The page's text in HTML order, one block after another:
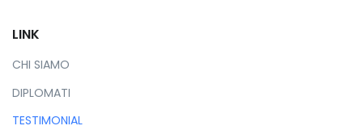
LINK
CHI SIAMO
DIPLOMATI
TESTIMONIAL